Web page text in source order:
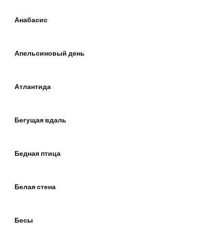
Анабасис
Апельсиновый день
Атлантида
Бегущая вдаль
Бедная птица
Белая стена
Бесы